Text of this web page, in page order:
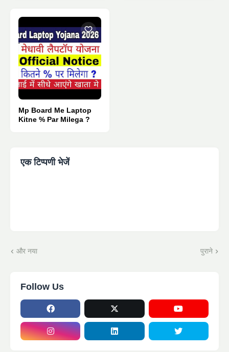
Mp Board Me Laptop
Kitne % Par Milega ?
एक टिप्पणी भेजें
और नया पुराने
Follow Us